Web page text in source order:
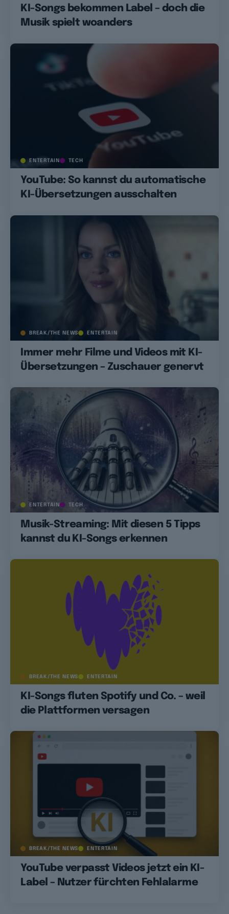
KI-Songs bekommen Label – doch die
Musik spielt woanders
ENTERTAIN TECH
YouTube: So kannst du automatische
KI-Übersetzungen ausschalten
BREAK/THE NEWS ENTERTAIN
Immer mehr Filme und Videos mit KI-
Übersetzungen – Zuschauer genervt
ENTERTAIN TECH
Musik-Streaming: Mit diesen 5 Tipps
kannst du KI-Songs erkennen
BREAK/THE NEWS ENTERTAIN
KI-Songs fluten Spotify und Co. – weil
die Plattformen versagen
BREAK/THE NEWS ENTERTAIN
YouTube verpasst Videos jetzt ein KI-
Label – Nutzer fürchten Fehlalarme